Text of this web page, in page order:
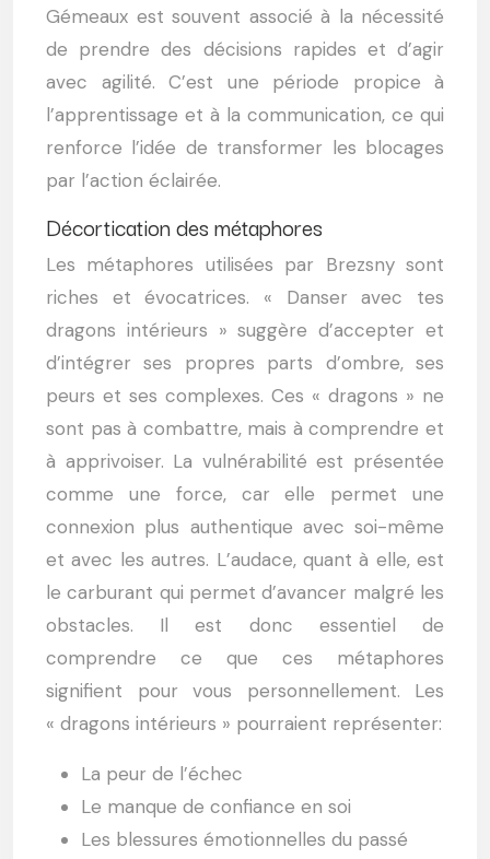
Gémeaux est souvent associé à la nécessité
de prendre des décisions rapides et d’agir
avec agilité. C’est une période propice à
l’apprentissage et à la communication, ce qui
renforce l’idée de transformer les blocages
par l’action éclairée.
Décortication des métaphores
Les métaphores utilisées par Brezsny sont
riches et évocatrices. « Danser avec tes
dragons intérieurs » suggère d’accepter et
d’intégrer ses propres parts d’ombre, ses
peurs et ses complexes. Ces « dragons » ne
sont pas à combattre, mais à comprendre et
à apprivoiser. La vulnérabilité est présentée
comme une force, car elle permet une
connexion plus authentique avec soi-même
et avec les autres. L’audace, quant à elle, est
le carburant qui permet d’avancer malgré les
obstacles. Il est donc essentiel de
comprendre ce que ces métaphores
signifient pour vous personnellement. Les
« dragons intérieurs » pourraient représenter:
La peur de l’échec
Le manque de confiance en soi
Les blessures émotionnelles du passé